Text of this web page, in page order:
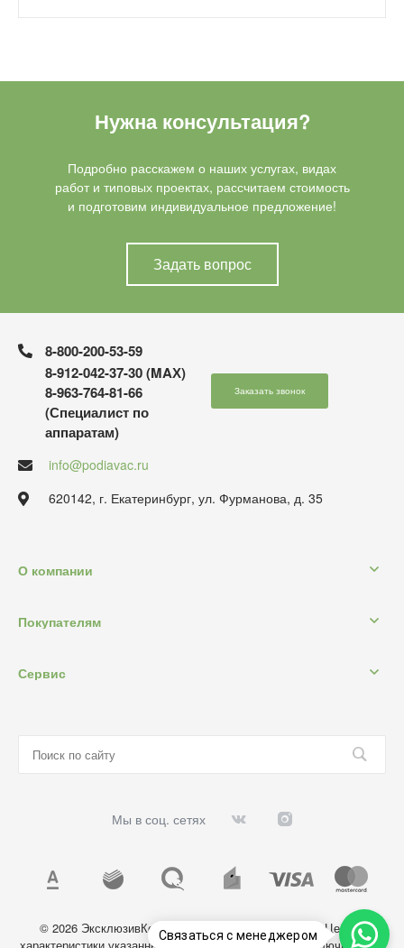
Нужна консультация?
Подробно расскажем о наших услугах, видах
работ и типовых проектах, рассчитаем стоимость
и подготовим индивидуальное предложение!
Задать вопрос
8-800-200-53-59
8-912-042-37-30 (MAХ)
8-963-764-81-66
(Специалист по
аппаратам)
Заказать звонок
info@podiavac.ru
620142, г. Екатеринбург, ул. Фурманова, д. 35
О компании
Покупателям
Сервис
Мы в соц. сетях
© 2026 ЭксклюзивКосметик, Все права защищены. Цены и
Связаться с менеджером